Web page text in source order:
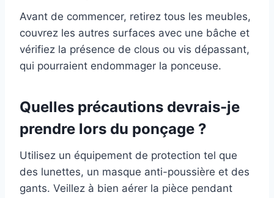
Avant de commencer, retirez tous les meubles,
couvrez les autres surfaces avec une bâche et
vérifiez la présence de clous ou vis dépassant,
qui pourraient endommager la ponceuse.
Quelles précautions devrais-je
prendre lors du ponçage ?
Utilisez un équipement de protection tel que
des lunettes, un masque anti-poussière et des
gants. Veillez à bien aérer la pièce pendant